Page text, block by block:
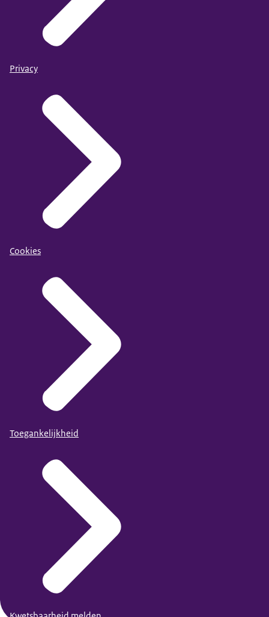
Privacy
Cookies
Toegankelijkheid